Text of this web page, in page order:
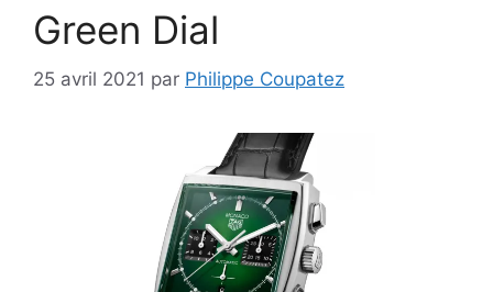
Green Dial
25 avril 2021 par Philippe Coupatez